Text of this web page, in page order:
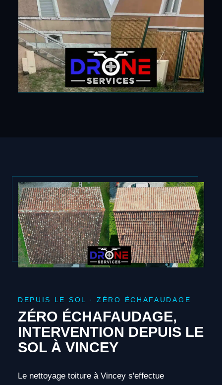
DEPUIS LE SOL · ZÉRO ÉCHAFAUDAGE
ZÉRO ÉCHAFAUDAGE,
INTERVENTION DEPUIS LE
SOL À VINCEY
Le nettoyage toiture à Vincey s'effectue